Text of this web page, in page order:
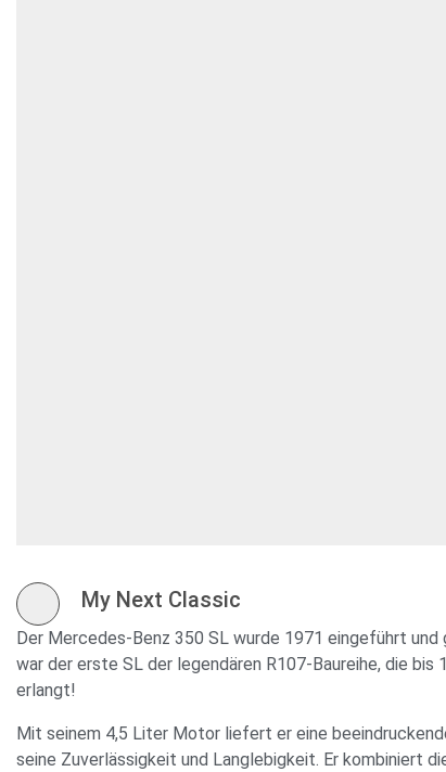
My Next Classic
Der Mercedes-Benz 350 SL wurde 1971 eingeführt
war der erste SL der legendären R107-Baureihe, die
erlangt!
Mit seinem 4,5 Liter Motor liefert er eine
seine Zuverlässigkeit und Langlebigkeit. Er kombiniert